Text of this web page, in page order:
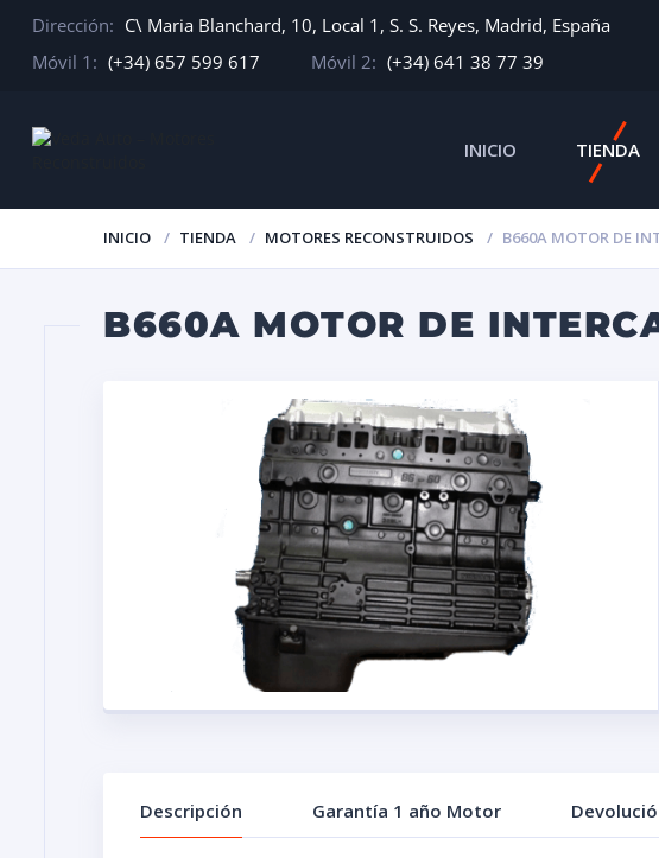
Dirección: C\ Maria Blanchard, 10, Local 1, S. S. Reyes, Madrid, España
Móvil 1: (+34) 657 599 617 Móvil 2: (+34) 641 38 77 39
INICIO TIENDA
INICIO TIENDA MOTORES RECONSTRUIDOS B660A MOTOR DE
B660A MOTOR DE
Descripción Garantía 1 año Motor